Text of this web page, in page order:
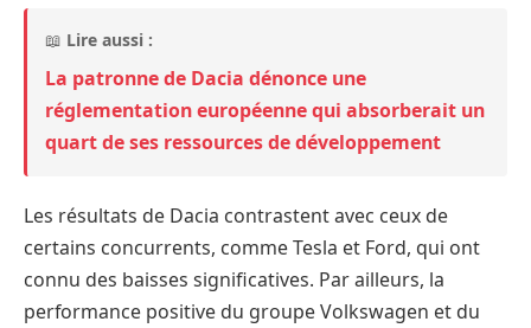
📖 Lire aussi :
La patronne de Dacia dénonce une
réglementation européenne qui absorberait un
quart de ses ressources de développement
Les résultats de Dacia contrastent avec ceux de
certains concurrents, comme Tesla et Ford, qui ont
connu des baisses significatives. Par ailleurs, la
performance positive du groupe Volkswagen et du